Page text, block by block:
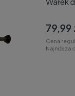
79,99
Cena
Najniższa